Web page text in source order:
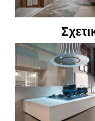
– Δυνατότητα
όλες τις οικιακές
– Επιφάνεια
– Υψηλή αντοχή
– Φινιτούρες νέας
νερά του ξύλου.
– Ανθεκτικά στη
– Εύκολη μεταφορά